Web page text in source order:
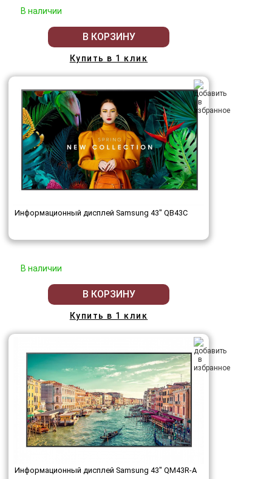
В наличии
В КОРЗИНУ
Купить в 1 клик
Информационный дисплей Samsung 43" QB43C
В наличии
В КОРЗИНУ
Купить в 1 клик
Информационный дисплей Samsung 43" QM43R-A